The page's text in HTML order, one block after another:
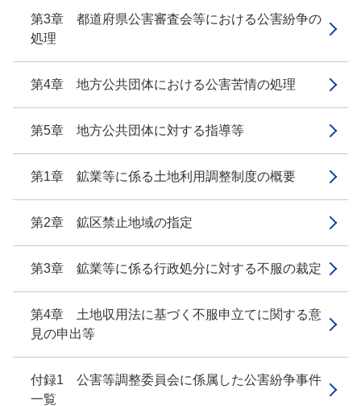
第3章 都道府県公害審査会等における公害紛争の
処理
第4章 地方公共団体における公害苦情の処理
第5章 地方公共団体に対する指導等
第1章 鉱業等に係る土地利用調整制度の概要
第2章 鉱区禁止地域の指定
第3章 鉱業等に係る行政処分に対する不服の裁定
第4章 土地収用法に基づく不服申立てに関する意
見の申出等
付録1 公害等調整委員会に係属した公害紛争事件
一覧